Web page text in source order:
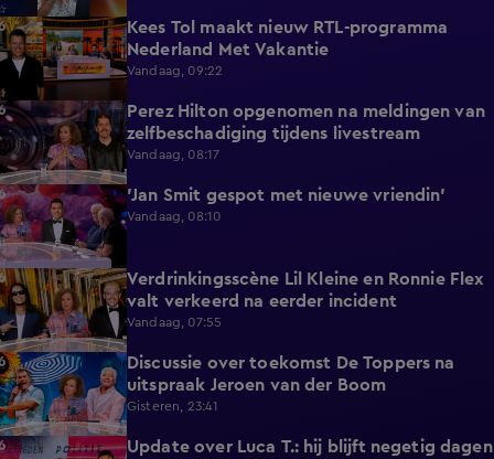
3:12
Kees Tol maakt nieuw RTL-programma
Nederland Met Vakantie
Vandaag, 09:22
3:42
Perez Hilton opgenomen na meldingen van
zelfbeschadiging tijdens livestream
Vandaag, 08:17
1:42 'Jan Smit gespot met nieuwe vriendin'
Vandaag, 08:10
4:12
Verdrinkingsscène Lil Kleine en Ronnie Flex
valt verkeerd na eerder incident
Vandaag, 07:55
1:48
Discussie over toekomst De Toppers na
uitspraak Jeroen van der Boom
Gisteren, 23:41
1:34
Update over Luca T.: hij blijft negetig dagen